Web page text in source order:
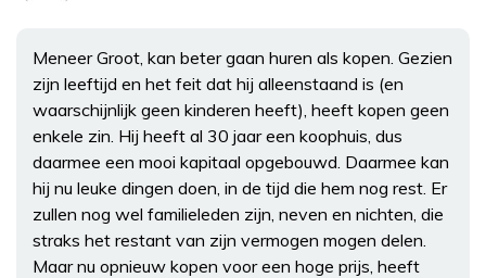
Meneer Groot, kan beter gaan huren als kopen. Gezien
zijn leeftijd en het feit dat hij alleenstaand is (en
waarschijnlijk geen kinderen heeft), heeft kopen geen
enkele zin. Hij heeft al 30 jaar een koophuis, dus
daarmee een mooi kapitaal opgebouwd. Daarmee kan
hij nu leuke dingen doen, in de tijd die hem nog rest. Er
zullen nog wel familieleden zijn, neven en nichten, die
straks het restant van zijn vermogen mogen delen.
Maar nu opnieuw kopen voor een hoge prijs, heeft